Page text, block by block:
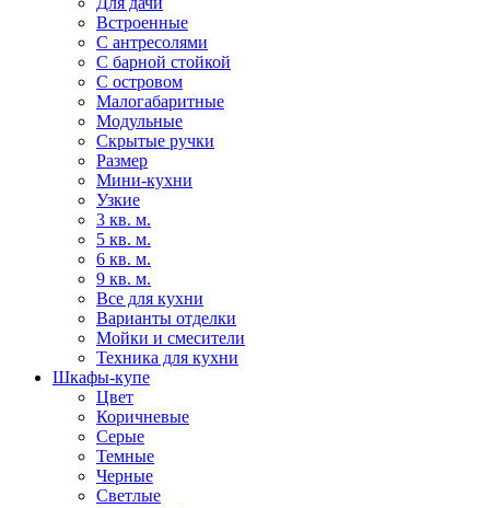
Встроенные
С антресолями
С барной стойкой
С островом
Малогабаритные
Модульные
Скрытые ручки
Размер
Мини-кухни
Узкие
3 кв. м.
5 кв. м.
6 кв. м.
9 кв. м.
Все для кухни
Варианты отделки
Мойки и смесители
Техника для кухни
Шкафы-купе
Цвет
Коричневые
Серые
Темные
Черные
Светлые